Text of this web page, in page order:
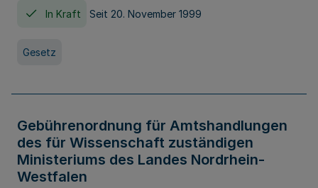
In Kraft Seit 20. November 1999
Gesetz
Gebührenordnung für Amtshandlungen
des für Wissenschaft zuständigen
Ministeriums des Landes Nordrhein-
Westfalen